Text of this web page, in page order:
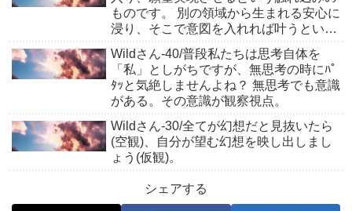
ものです。 別の領域から生まれる安心に
浸り、そこで意図を入れれば叶うといっ
た感じです。
Wildさん-40/普段私たちは思考自体を
「私」としがちですが、無思考の時にﾊﾟ
ﾀｯと気絶しませんよね？ 無思考でも意識
がある。その意識が観察視点。
Wildさん-30/全てが幻想だと見抜いたら
(空観)、自分が望む幻想を映し出しまし
ょう(仮観)。
シェアする